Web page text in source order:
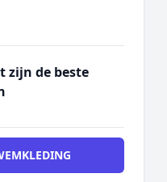
zijn de beste